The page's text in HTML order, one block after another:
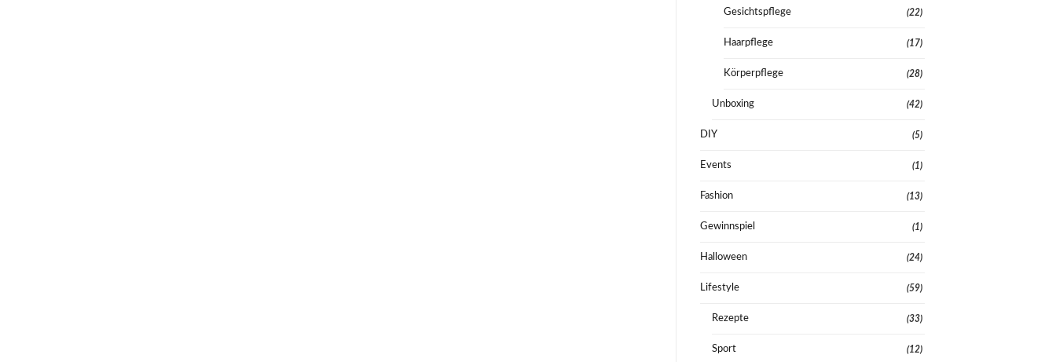
Gesichtspflege (22)
Haarpflege (17)
Körperpflege (28)
Unboxing (42)
DIY (5)
Events (1)
Fashion (13)
Gewinnspiel (1)
Halloween (24)
Lifestyle (59)
Rezepte (33)
Sport (12)